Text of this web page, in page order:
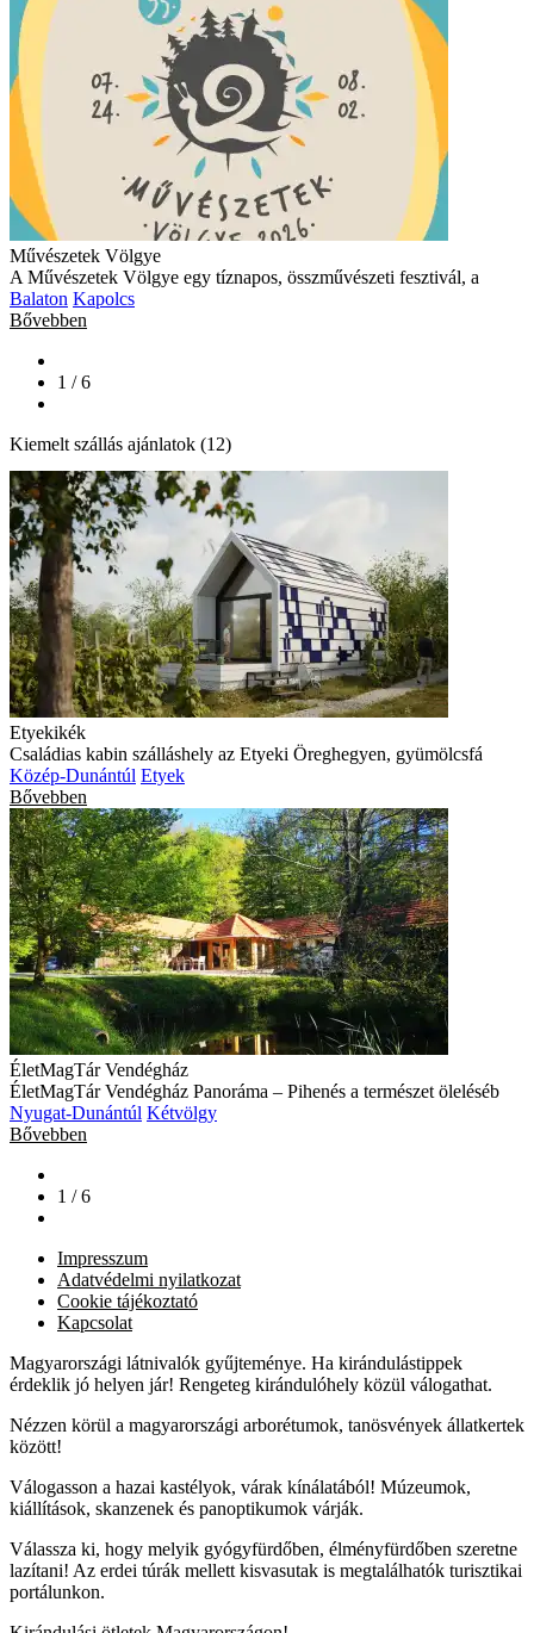
Művészetek Völgye
A Művészetek Völgye egy tíznapos, összművészeti fesztivál, a
Balaton Kapolcs
Bővebben
1 / 6
Kiemelt szállás ajánlatok (12)
Etyekikék
Családias kabin szálláshely az Etyeki Öreghegyen, gyümölcsfá
Közép-Dunántúl Etyek
Bővebben
ÉletMagTár Vendégház
ÉletMagTár Vendégház Panoráma – Pihenés a természet öleléséb
Nyugat-Dunántúl Kétvölgy
Bővebben
1 / 6
Impresszum
Adatvédelmi nyilatkozat
Cookie tájékoztató
Kapcsolat
Magyarországi látnivalók gyűjteménye. Ha kirándulástippek
érdeklik jó helyen jár! Rengeteg kirándulóhely közül válogathat.
Nézzen körül a magyarországi arborétumok, tanösvények állatkertek
között!
Válogasson a hazai kastélyok, várak kínálatából! Múzeumok,
kiállítások, skanzenek és panoptikumok várják.
Válassza ki, hogy melyik gyógyfürdőben, élményfürdőben szeretne
lazítani! Az erdei túrák mellett kisvasutak is megtalálhatók turisztikai
portálunkon.